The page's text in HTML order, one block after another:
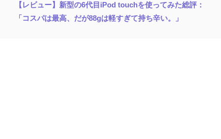
【レビュー】新型の6代目iPod touchを使ってみた総評：
「コスパは最高、だが88gは軽すぎて持ち辛い。」